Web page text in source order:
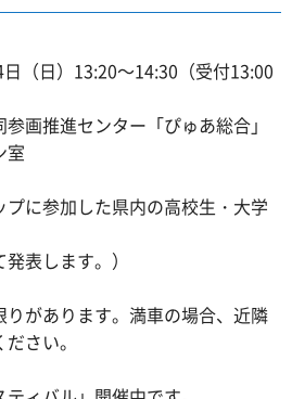
日（日）13:20～14:30（受付13:00
参画推進センター「ぴゅあ総合」
室
プに参加した県内の高校生・大学
表します。）
があります。満車の場合、近隣
さい。